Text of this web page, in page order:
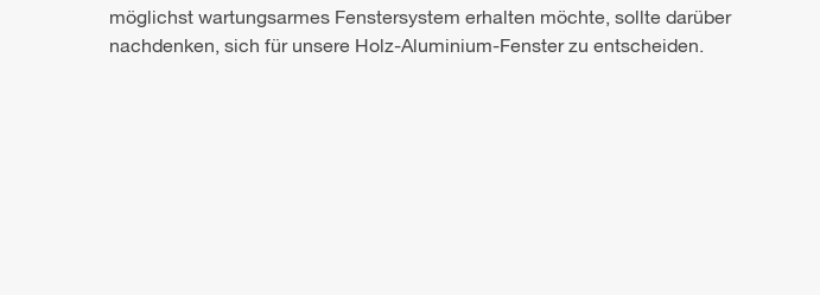
möglichst wartungsarmes Fenstersystem erhalten möchte, sollte darüber
nachdenken, sich für unsere Holz-Aluminium-Fenster zu entscheiden.